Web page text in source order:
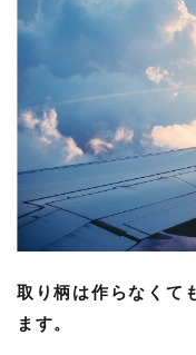
取り柄は作らなくて
ます。